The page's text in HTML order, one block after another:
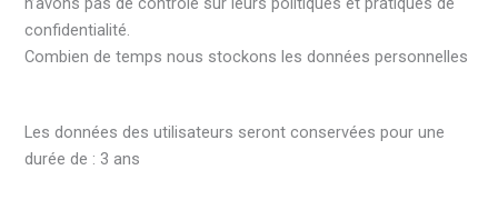
confidentialité.
Combien de temps nous stockons les données personnelles
Les données des utilisateurs seront conservées pour une
durée de : 3 ans